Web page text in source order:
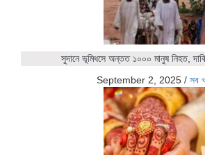
সুদানে ভূমিধসে অন্তত ১০০০ মানুষ নিহত, দাবি
September 2, 2025 / সব